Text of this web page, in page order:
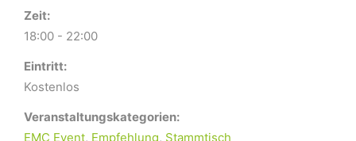
Zeit:
18:00 - 22:00
Eintritt:
Kostenlos
Veranstaltungskategorien:
EMC Event, Empfehlung, Stammtisch